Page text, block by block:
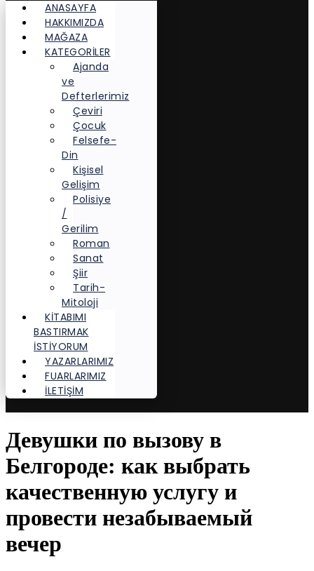
ANASAYFA
HAKKIMIZDA
MAĞAZA
KATEGORİLER
Ajanda
ve
Defterlerimiz
Çeviri
Çocuk
Felsefe-
Din
Kişisel
Gelişim
Polisiye
/
Gerilim
Roman
Sanat
Şiir
Tarih-
Mitoloji
KITABIMI
BASTIRMAK
İSTIYORUM
YAZARLARIMIZ
FUARLARIMIZ
İLETİŞİM
Девушки по вызову в
Белгороде: как выбрать
качественную услугу и
провести незабываемый
вечер